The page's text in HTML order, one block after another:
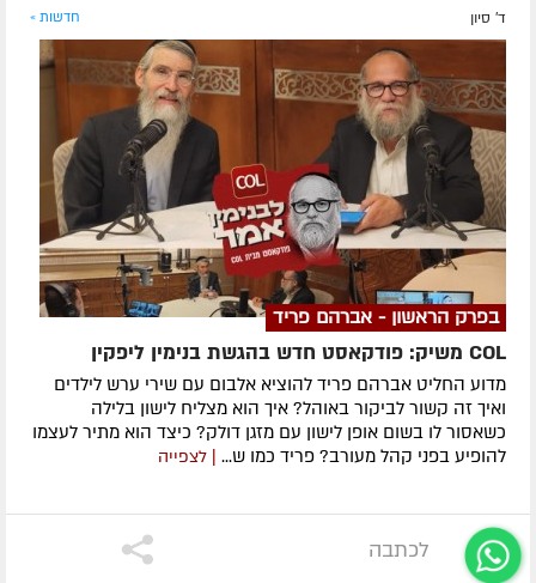
ד' סיון חדשות »
בפרק הראשון - אברהם פריד
COL משיק: פודקאסט חדש בהגשת בנימין ליפקין
מדוע החליט אברהם פריד להוציא אלבום עם שירי ערש לילדים
ואיך זה קשור לביקור באוהל? איך הוא מצליח לישון בלילה
כשאסור לו בשום אופן לישון עם מזגן דולק? כיצד הוא מתיר לעצמו
להופיע בפני קהל מעורב? פריד כמו ש...
| לצפייה
לכתבה